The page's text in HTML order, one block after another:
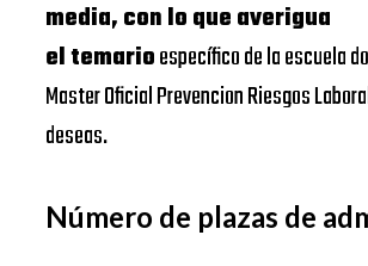
media, con lo que averigua
el temarioespecífico de la escuela
Master Oficial Prevencion Riesgos
deseas.
Número de plazas de